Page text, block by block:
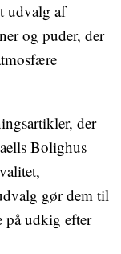
udvalg af
og puder, der
der
Bolighus
gør dem til
på udkig efter